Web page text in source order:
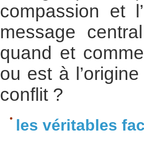
compassion et
message
quand et
ou est à
conflit ?
les véritables